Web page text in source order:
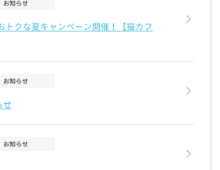
お知らせ
トクな夏キャンペーン開催！【猫カフ
お知らせ
せ
お知らせ